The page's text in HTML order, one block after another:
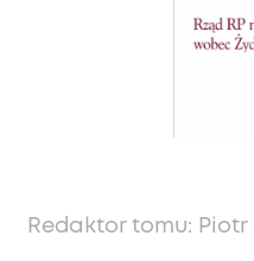
Redaktor tomu: Piotr